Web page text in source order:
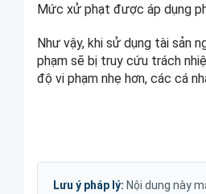
Mức xử phạt được áp dụng
Như vậy, khi sử dụng tài sản
phạm sẽ bị truy cứu trách
độ vi phạm nhẹ hơn, các cá
Lưu ý pháp lý: Nội dung này